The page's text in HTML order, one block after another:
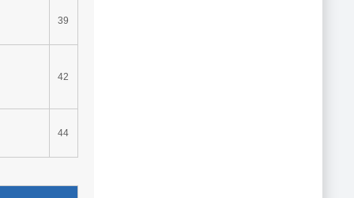
39
42
44